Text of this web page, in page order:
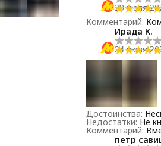
29 июля
Комментарий:
Ирада К.
24 июля
Достоинства:
Недостатки: Не
Комментарий:
петр